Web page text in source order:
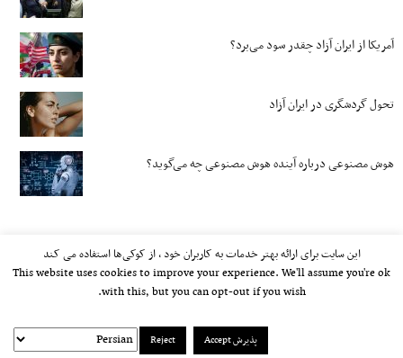
آمریکا از ایران آزاد چقدر سود می‌برد؟
تحول گردشگری در ایران آزاد
هوش مصنوعی درباره آینده هوش مصنوعی چه می‌گوید؟
kayhan.london 2000-2026© خط مشی استفاده مجاز از وب‌سایت
این سایت برای ارائه بهتر خدمات به کاربران خود ، از کوکی‌ها استفاده می کند
This website uses cookies to improve your experience. We'll assume you're ok
with this, but you can opt-out if you wish.
پذیرش Accept Reject